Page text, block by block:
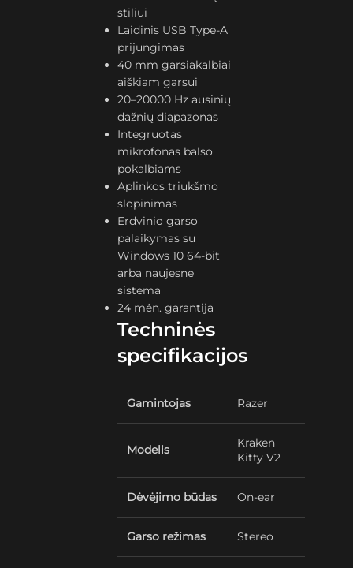
stiliui
Laidinis USB Type-A
prijungimas
40 mm garsiakalbiai
aiškiam garsui
20–20000 Hz ausinių
dažnių diapazonas
Integruotas
mikrofonas balso
pokalbiams
Aplinkos triukšmo
slopinimas
Erdvinio garso
palaikymas su
Windows 10 64-bit
arba naujesne
sistema
24 mėn. garantija
Techninės
specifikacijos
Gamintojas Razer
Modelis
Kraken
Kitty V2
Dėvėjimo būdas On-ear
Garso režimas Stereo